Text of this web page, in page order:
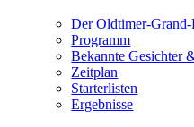
Der Oldtimer-
Programm
Bekannte Gesichter
Zeitplan
Starterlisten
Ergebnisse